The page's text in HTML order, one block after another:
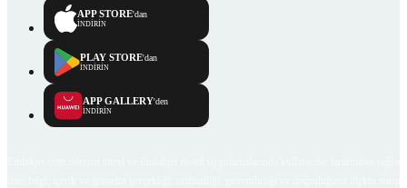
APP STORE'dan
İNDİRİN
PLAY STORE'dan
İNDİRİN
APP GALLERY'den
İNDİRİN